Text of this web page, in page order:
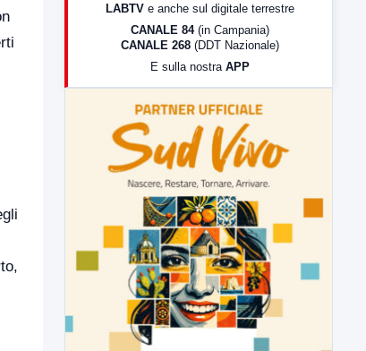
LabNews (Diretta)
LabNews (replica)
LABTV e anche sul digitale terrestre
CANALE 84 (in Campania)
CANALE 268 (DDT Nazionale)
E sulla nostra APP